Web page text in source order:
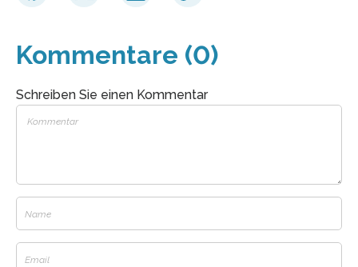
Kommentare (0)
Schreiben Sie einen Kommentar